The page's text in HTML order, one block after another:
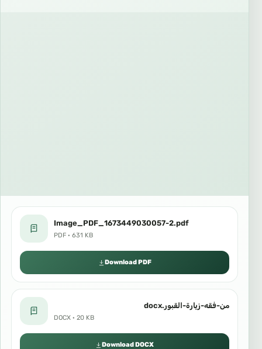
Image_PDF_1673449030057-2.pdf
PDF · 631 KB
Download PDF
من-فقه-زيارة-القبور.docx
DOCX · 20 KB
Download DOCX